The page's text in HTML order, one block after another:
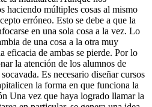
haciendo múltiples cosas al mismo
erróneo. Esto se debe a que la
en una sola cosa a la vez. Lo
de una cosa a la otra muy
eficacia de ambas se pierde. Por lo
la atención de los alumnos de
Es necesario diseñar cursos
la forma en que funciona la
Una vez que haya logrado llamar la